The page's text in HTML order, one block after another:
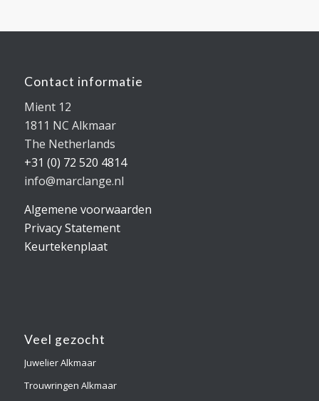
Contact informatie
Mient 12
1811 NC Alkmaar
The Netherlands
+31 (0) 72 520 4814
info@marclange.nl
Algemene voorwaarden
Privacy Statement
Keurtekenplaat
Veel gezocht
Juwelier Alkmaar
Trouwringen Alkmaar